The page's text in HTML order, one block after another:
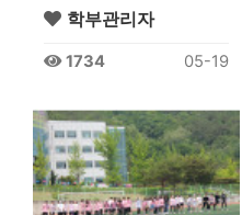
학부관리자
1734 05-19